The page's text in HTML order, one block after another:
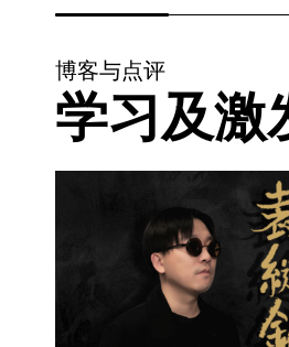
博客与点评
学习及激